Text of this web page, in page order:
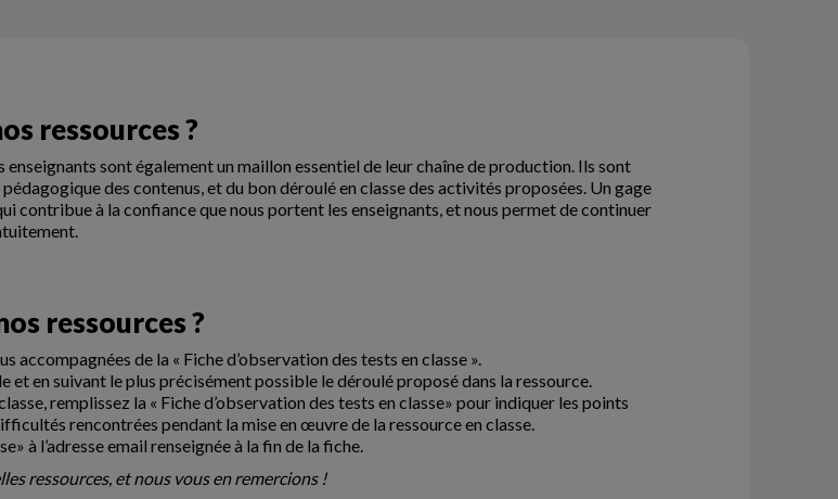
ressources ?
sont également un maillon essentiel de leur chaîne de production. Ils sont
des contenus, et du bon déroulé en classe des activités proposées. Un gage
contribue à la confiance que nous portent les enseignants, et nous permet de continuer
ressources ?
accompagnées de la « Fiche d’observation des tests en classe ».
en suivant le plus précisément possible le déroulé proposé dans la ressource.
remplissez la « Fiche d’observation des tests en classe» pour indiquer les points
rencontrées pendant la mise en œuvre de la ressource en classe.
à l’adresse email renseignée à la fin de la fiche.
ressources, et nous vous en remercions !